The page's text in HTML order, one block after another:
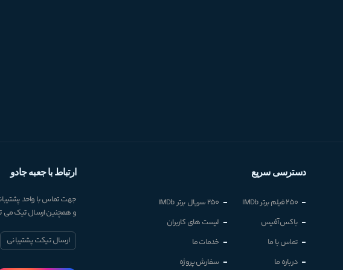
دسترسی سریع
250 فیلم برتر IMDb
250 سریال برتر IMDb
باکس آفیس
لیست های کاربران
تماس با ما
خدمات ما
درباره ما
سفارش پروژه
ارتباط با جعبه جادو
جهت تماس با واحد
و همچنین ارسال تیک می
ارسال تیکت پشتیبانی